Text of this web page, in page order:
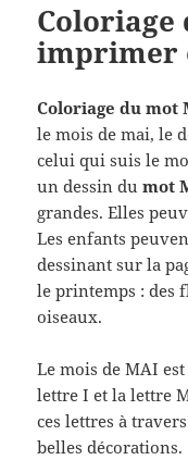
Coloriage
imprimer
Coloriage du
le mois de mai, le
celui qui suis le
un dessin dumot
grandes. Elles
Les enfants
dessinant sur la
le printemps : des
oiseaux.
Le mois de MAI
lettre I et la lettre
ces lettres à
belles décorations.